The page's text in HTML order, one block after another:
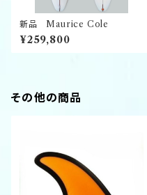
新品 Maurice Cole
¥259,800
その他の商品